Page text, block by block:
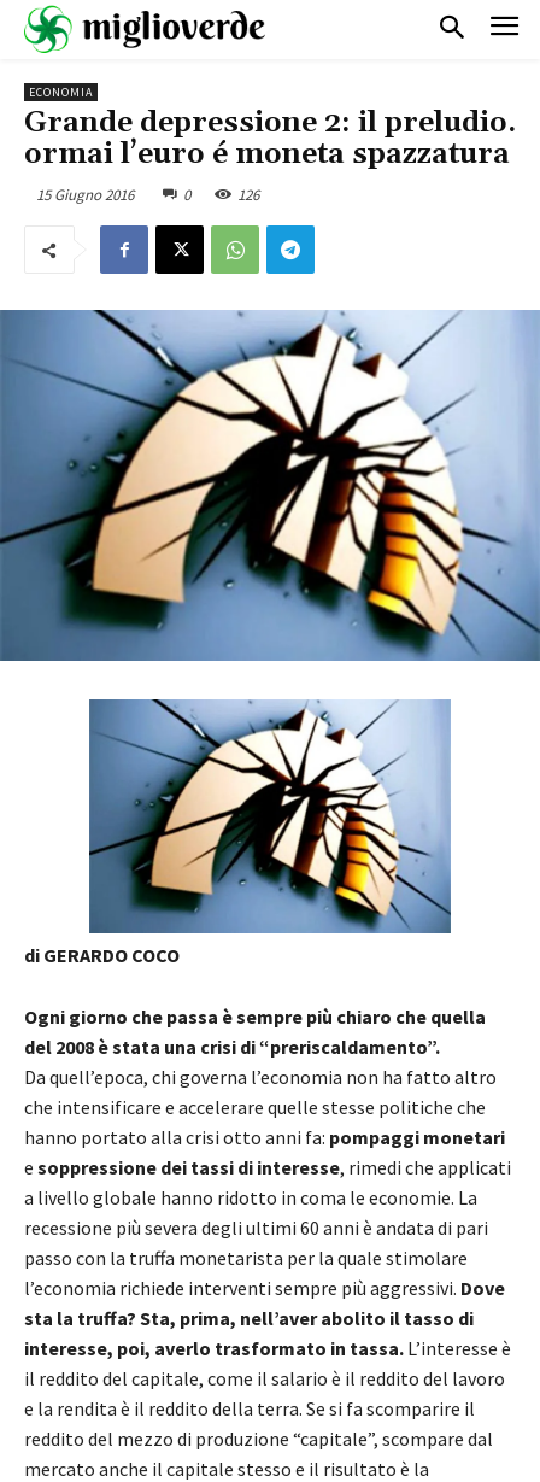
ECONOMIA
Grande depressione 2: il preludio.
ormai l’euro é moneta spazzatura
15 Giugno 2016 0 126
di GERARDO COCO
Ogni giorno che passa è sempre più chiaro che quella
del 2008 è stata una crisi di “preriscaldamento”.
Da quell’epoca, chi governa l’economia non ha fatto altro
che intensificare e accelerare quelle stesse politiche che
hanno portato alla crisi otto anni fa: pompaggi monetari
e soppressione dei tassi di interesse, rimedi che applicati
a livello globale hanno ridotto in coma le economie. La
recessione più severa degli ultimi 60 anni è andata di pari
passo con la truffa monetarista per la quale stimolare
l’economia richiede interventi sempre più aggressivi. Dove
sta la truffa? Sta, prima, nell’aver abolito il tasso di
interesse, poi, averlo trasformato in tassa. L’interesse è
il reddito del capitale, come il salario è il reddito del lavoro
e la rendita è il reddito della terra. Se si fa scomparire il
reddito del mezzo di produzione “capitale”, scompare dal
mercato anche il capitale stesso e il risultato è la